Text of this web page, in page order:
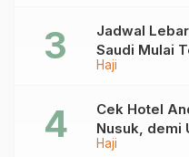
Haji
Jadwal
Saudi Mulai
Haji
Cek Hotel
Nusuk, demi
Tidak